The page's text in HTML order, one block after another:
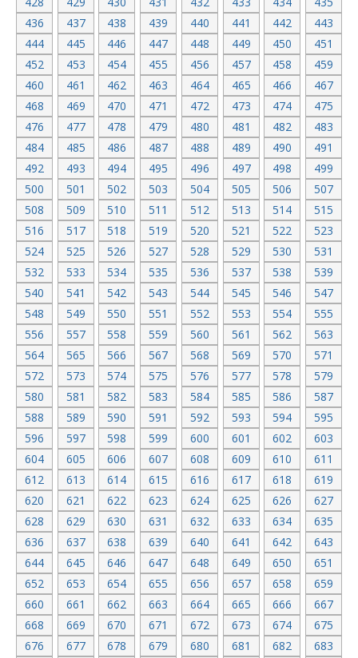
436
437 438 439 440 441 442
443
444
445 446 447 448 449 450
451
452
453 454 455 456 457 458
459
460
461 462 463 464 465 466
467
468
469 470 471 472 473 474
475
476
477 478 479 480 481 482
483
484
485 486 487 488 489 490
491
492
493 494 495 496 497 498
499
500
501 502 503 504 505 506
507
508
509 510 511 512 513 514
515
516
517 518 519 520 521 522
523
524
525 526 527 528 529 530
531
532
533 534 535 536 537 538
539
540
541 542 543 544 545 546
547
548
549 550 551 552 553 554
555
556
557 558 559 560 561 562
563
564
565 566 567 568 569 570
571
572
573 574 575 576 577 578
579
580
581 582 583 584 585 586
587
588
589 590 591 592 593 594
595
596
597 598 599 600 601 602
603
604
605 606 607 608 609 610
611
612
613 614 615 616 617 618
619
620
621 622 623 624 625 626
627
628
629 630 631 632 633 634
635
636
637 638 639 640 641 642
643
644
645 646 647 648 649 650
651
652
653 654 655 656 657 658
659
660
661 662 663 664 665 666
667
668
669 670 671 672 673 674
675
676
677 678 679 680 681 682
683